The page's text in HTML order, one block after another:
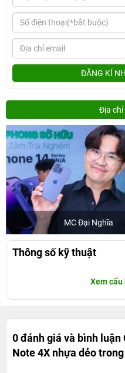
ĐĂNG KÍ
Địa chỉ
MC Đại Nghĩa
Thông số kỹ thuật
Xem
0 đánh giá và bình luận
Note 4X nhựa dẻo